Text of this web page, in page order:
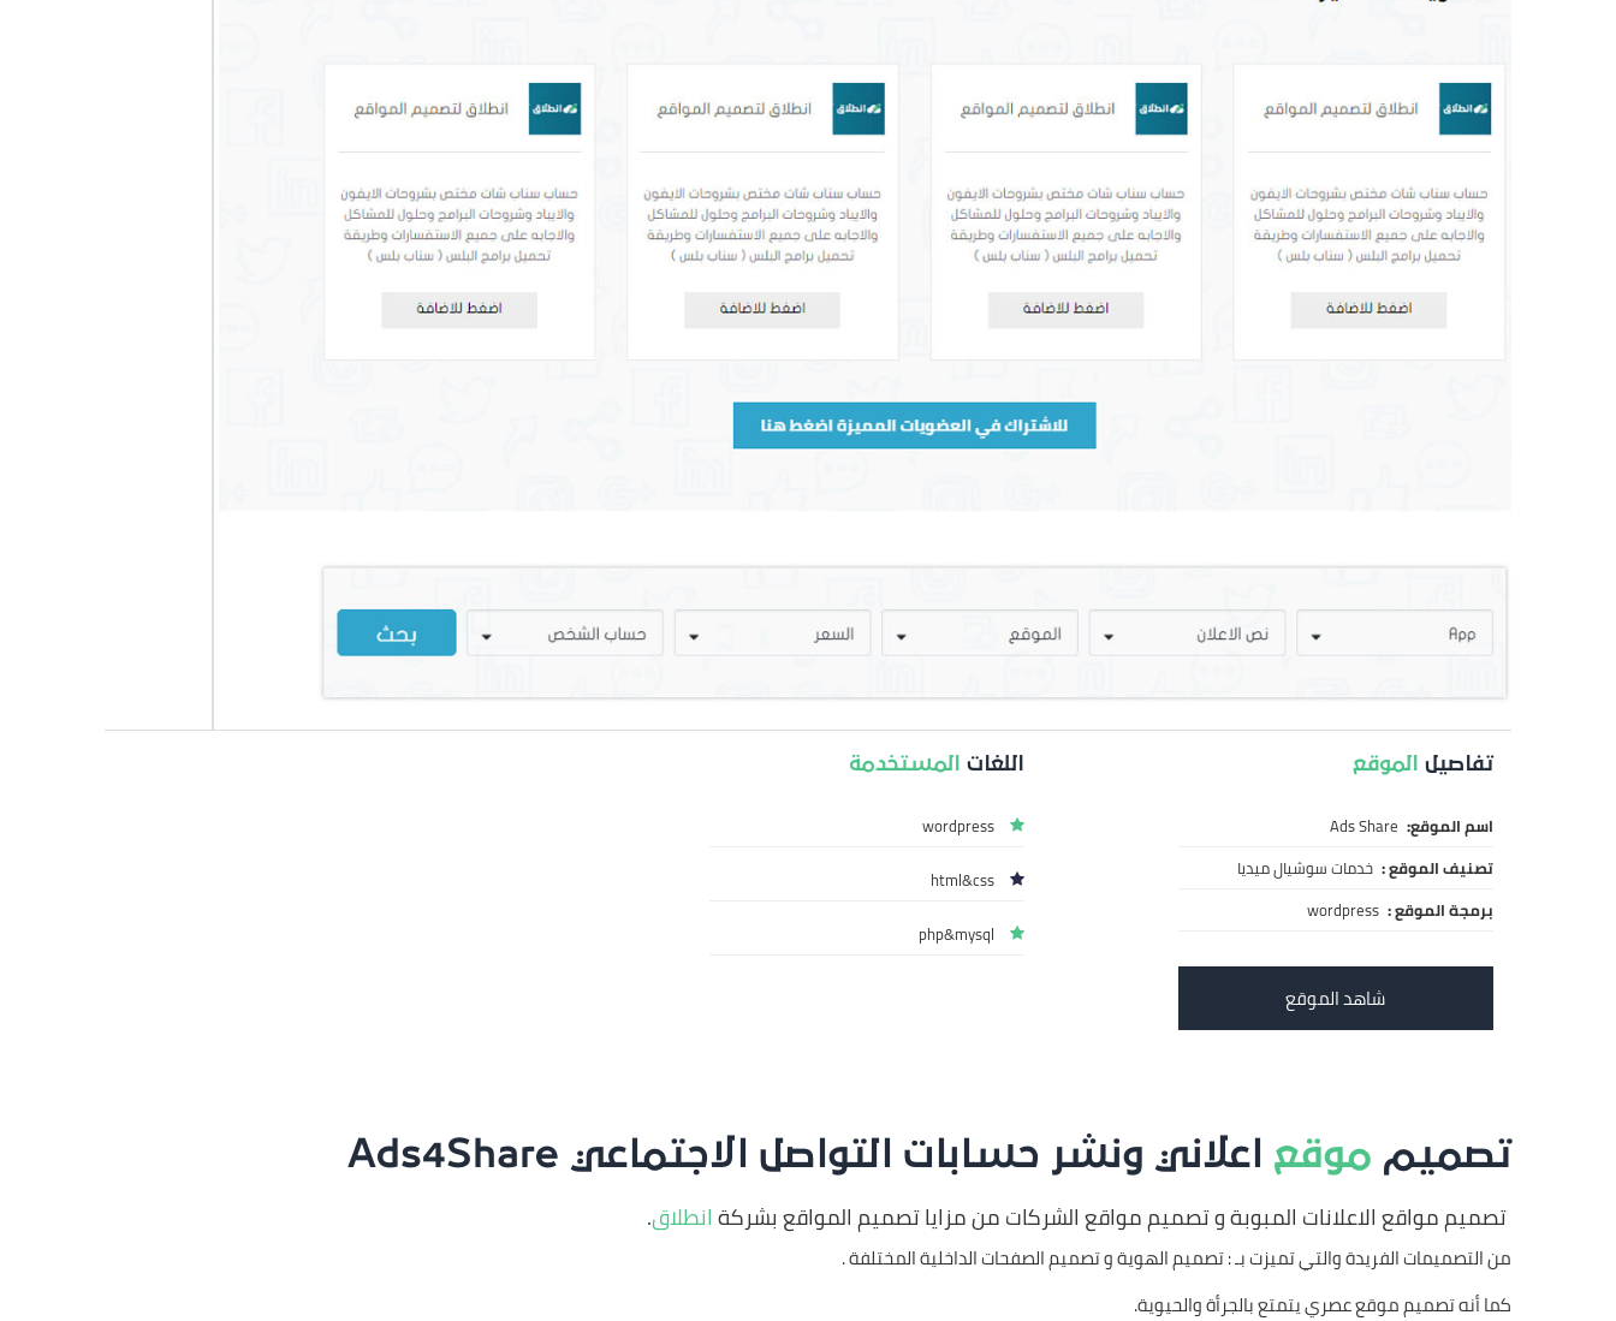
تفاصيل الموقع
اسم الموقع:
تصنيف الموقع : خدمات سوشيال ميديا
برمجة الموقع : wordpress
شاهد الموقع
اللغات المستخدمة
wordpress
html&css
php&mysql
تصميم موقع اعلاني ونشر حسابات التواصل الاجتماعي Ads4Share
تصميم مواقع الاعلانات المبوبة و تصميم مواقع الشركات من مزايا تصميم المواقع بشركةانطلاق.
من التصميمات الفريدة والتي تميزت بـ : تصميم الهوية و تصميم الصفحات الداخلية المختلفة .
كما أنه تصميم موقع عصري يتمتع بالجرأة والحيوية.